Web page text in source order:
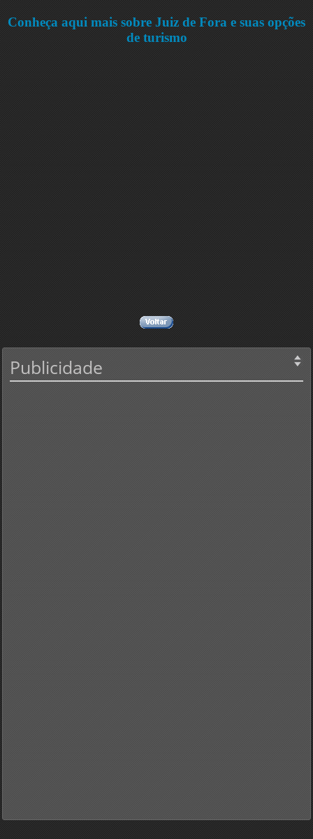
Conheça aqui mais sobre Juiz de Fora e suas opções
de turismo
Publicidade